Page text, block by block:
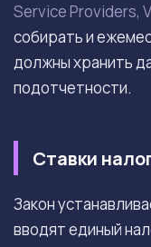
Service Providers,
собирать и
должны хранить
подотчетности.
Ставки
Закон
вводят единый